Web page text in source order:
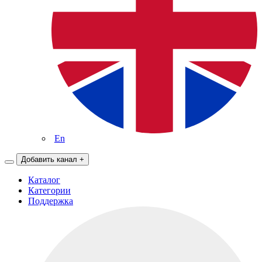
En
Добавить канал +
Каталог
Категории
Поддержка